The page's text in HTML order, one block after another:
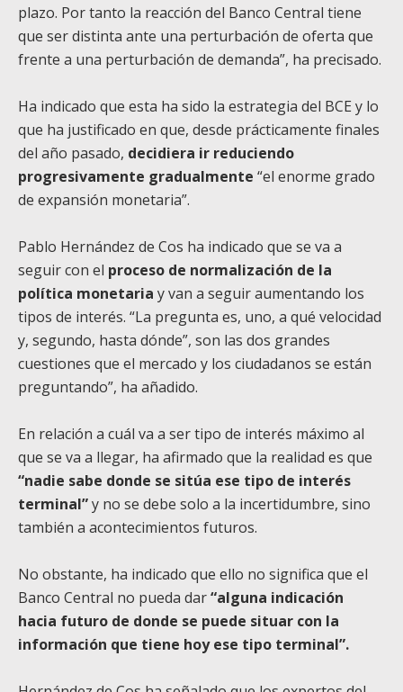
plazo. Por tanto la reacción del Banco Central tiene
que ser distinta ante una perturbación de oferta que
frente a una perturbación de demanda”, ha precisado.
Ha indicado que esta ha sido la estrategia del BCE y lo
que ha justificado en que, desde prácticamente finales
del año pasado, decidiera ir reduciendo
progresivamente gradualmente “el enorme grado
de expansión monetaria”.
Pablo Hernández de Cos ha indicado que se va a
seguir con el proceso de normalización de la
política monetaria y van a seguir aumentando los
tipos de interés. “La pregunta es, uno, a qué velocidad
y, segundo, hasta dónde”, son las dos grandes
cuestiones que el mercado y los ciudadanos se están
preguntando”, ha añadido.
En relación a cuál va a ser tipo de interés máximo al
que se va a llegar, ha afirmado que la realidad es que
“nadie sabe donde se sitúa ese tipo de interés
terminal”y no se debe solo a la incertidumbre, sino
también a acontecimientos futuros.
No obstante, ha indicado que ello no significa que el
Banco Central no pueda dar“alguna indicación
hacia futuro de donde se puede situar con la
información que tiene hoy ese tipo terminal”.